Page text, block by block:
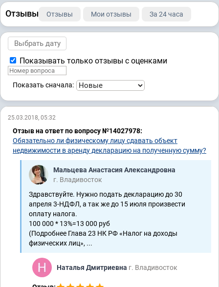
Отзывы Отзывы Мои отзывы За 24 часа
Показывать только отзывы с оценками
Показать сначала:
25.03.2018, 05:32
Отзыв на ответ по вопросу №14027978:
Обязательно ли физическому лицу сдавать объект
недвижимости в аренду декларацию на полученную сумму?
Мальцева Анастасия Александровна
г. Владивосток
Здравствуйте. Нужно подать декларацию до 30
апреля 3-НДФЛ, а так же до 15 июля произвести
оплату налога.
100 000 * 13%=13 000 руб
(Подробнее Глава 23 НК РФ «Налог на доходы
физических лиц», ...
Наталья Дмитриевна г. Владивосток